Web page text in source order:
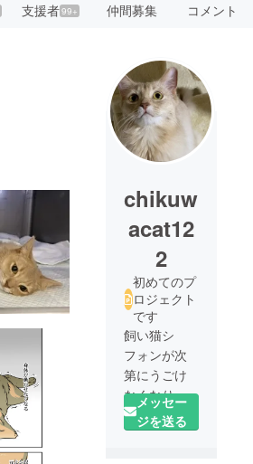
支援者99+ 仲間募集 コメント
chikuw
acat12
2
初めてのプ
ロジェクト
です
飼い猫シ
フォンが次
第にうごけ
なくなり神
経科に通っ
ています。
メッセー
ジを送る